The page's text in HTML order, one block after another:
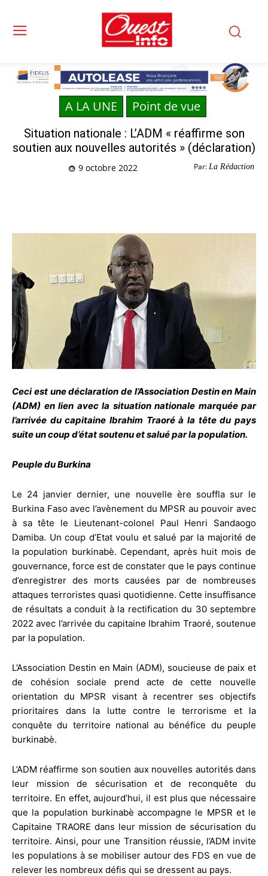
A LA UNE Point de vue
Situation nationale : L’ADM « réaffirme son
soutien aux nouvelles autorités » (déclaration)
Par: La Rédaction
9 octobre 2022
Ceci est une déclaration de l’Association Destin en Main
(ADM) en lien avec la situation nationale marquée par
l’arrivée du capitaine Ibrahim Traoré à la tête du pays
suite un coup d’état soutenu et salué par la population.
Peuple du Burkina
Le 24 janvier dernier, une nouvelle ère souffla sur le
Burkina Faso avec l’avènement du MPSR au pouvoir avec
à sa tête le Lieutenant-colonel Paul Henri Sandaogo
Damiba. Un coup d’Etat voulu et salué par la majorité de
la population burkinabè. Cependant, après huit mois de
gouvernance, force est de constater que le pays continue
d’enregistrer des morts causées par de nombreuses
attaques terroristes quasi quotidienne. Cette insuffisance
de résultats a conduit à la rectification du 30 septembre
2022 avec l’arrivée du capitaine Ibrahim Traoré, soutenue
par la population.
L’Association Destin en Main (ADM), soucieuse de paix et
de cohésion sociale prend acte de cette nouvelle
orientation du MPSR visant à recentrer ses objectifs
prioritaires dans la lutte contre le terrorisme et la
conquête du territoire national au bénéfice du peuple
burkinabè.
L’ADM réaffirme son soutien aux nouvelles autorités dans
leur mission de sécurisation et de reconquête du
territoire. En effet, aujourd’hui, il est plus que nécessaire
que la population burkinabè accompagne le MPSR et le
Capitaine TRAORE dans leur mission de sécurisation du
territoire. Ainsi, pour une Transition réussie, l’ADM invite
les populations à se mobiliser autour des FDS en vue de
relever les nombreux défis qui se dressent au pays.